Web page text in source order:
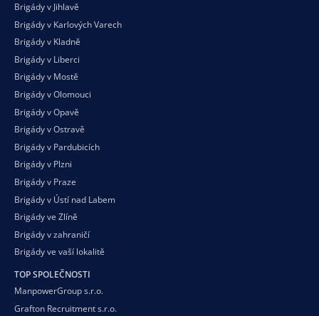
Brigády v Jihlavě
Brigády v Karlových Varech
Brigády v Kladně
Brigády v Liberci
Brigády v Mostě
Brigády v Olomouci
Brigády v Opavě
Brigády v Ostravě
Brigády v Pardubicích
Brigády v Plzni
Brigády v Praze
Brigády v Ústí nad Labem
Brigády ve Zlíně
Brigády v zahraničí
Brigády ve vaší lokalitě
TOP SPOLEČNOSTI
ManpowerGroup s.r.o.
Grafton Recruitment s.r.o.